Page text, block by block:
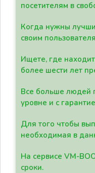
посетителям в
Когда нужны
своим
Ищете, где
более шести лет
Все больше людей
уровне и с
Для того чтобы
необходимая в
На сервисе VM-
сроки.